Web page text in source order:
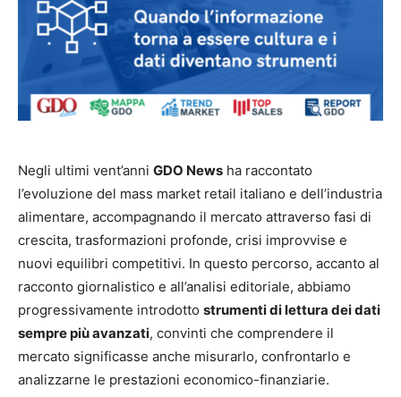
Negli ultimi vent’anni GDO News ha raccontato
l’evoluzione del mass market retail italiano e dell’industria
alimentare, accompagnando il mercato attraverso fasi di
crescita, trasformazioni profonde, crisi improvvise e
nuovi equilibri competitivi. In questo percorso, accanto al
racconto giornalistico e all’analisi editoriale, abbiamo
progressivamente introdotto strumenti di lettura dei dati
sempre più avanzati, convinti che comprendere il
mercato significasse anche misurarlo, confrontarlo e
analizzarne le prestazioni economico-finanziarie.